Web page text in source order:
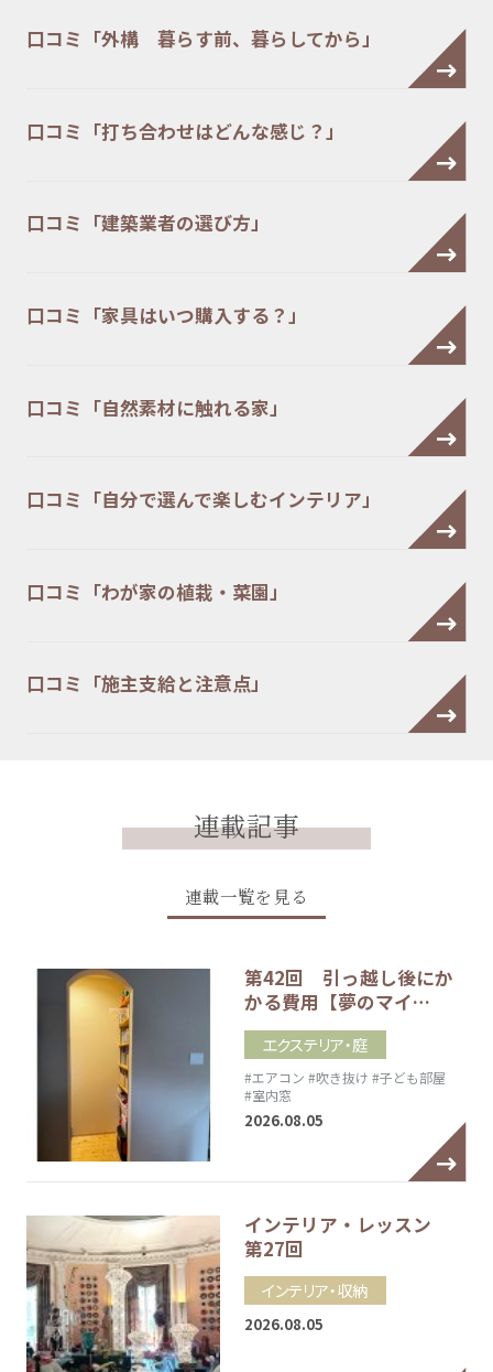
口コミ「外構 暮らす前、暮らしてから」
口コミ「打ち合わせはどんな感じ？」
口コミ「建築業者の選び方」
口コミ「家具はいつ購入する？」
口コミ「自然素材に触れる家」
口コミ「自分で選んで楽しむインテリア」
口コミ「わが家の植栽・菜園」
口コミ「施主支給と注意点」
連載記事
連載一覧を見る
第42回 引っ越し後にか
かる費用【夢のマイ…
エクステリア・庭
#エアコン #吹き抜け #子ども部屋
#室内窓
2026.08.05
インテリア・レッスン
第27回
インテリア・収納
2026.08.05